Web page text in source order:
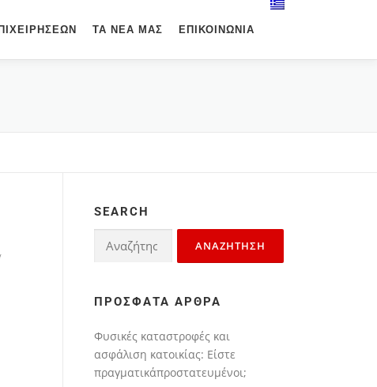
ΤΑ ΝΈΑ ΜΑΣ ΕΠΙΚΟΙΝΩΝΊΑ
SEARCH
ΠΡΌΣΦΑΤΑ ΆΡΘΡΑ
Φυσικές καταστροφές και
ασφάλιση κατοικίας: Είστε
πραγματικάπροστατευμένοι;